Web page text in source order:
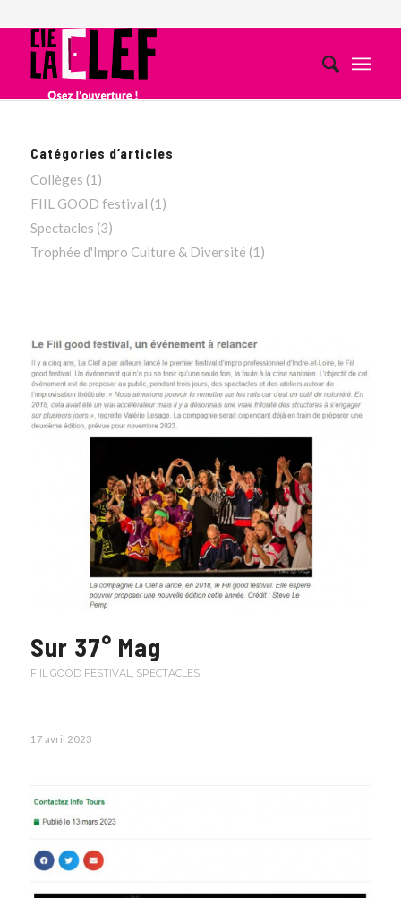
Catégories d’articles
Collèges (1)
FIIL GOOD festival (1)
Spectacles (3)
Trophée d'Impro Culture & Diversité (1)
Sur 37° Mag
FIIL GOOD FESTIVAL SPECTACLES
17 avril 2023